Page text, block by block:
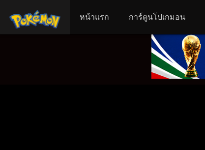
หน้าแรก การ์ตูนโปเกมอน